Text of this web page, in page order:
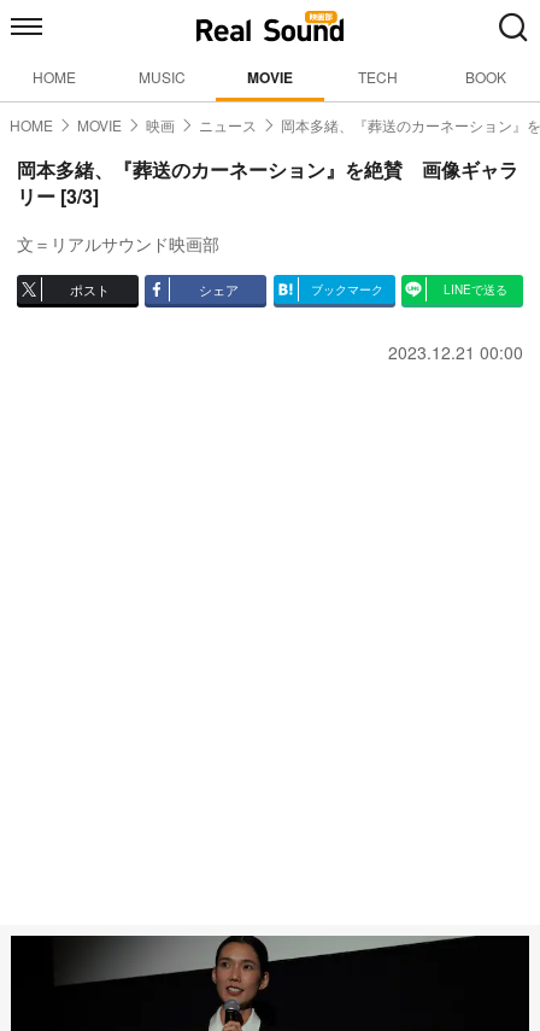
HOME MUSIC MOVIE TECH BOOK
HOME MOVIE 映画 ニュース 岡本多緒、『葬送のカーネーション』
岡本多緒、『葬送のカーネーション』を絶賛 画像ギャラ
リー [3/3]
文＝リアルサウンド映画部
ポスト シェア ブックマーク LINEで送る
2023.12.21 00:00